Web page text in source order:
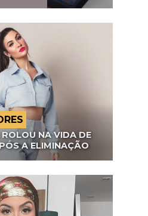
NA VIDA DE
A ELIMINAÇÃO